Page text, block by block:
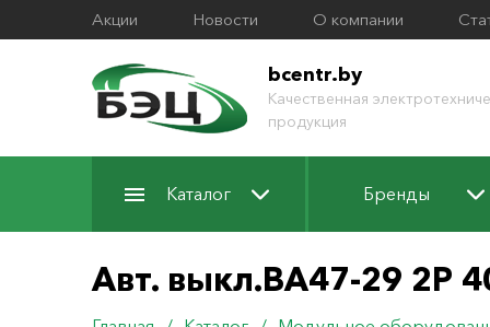
Акции Новости О компании
bcentr.by
Качественная
продукция
Каталог Бренды
Авт. выкл.ВА47-29 2Р